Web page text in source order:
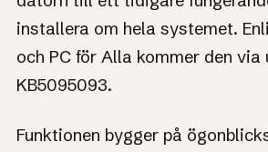
när en uppdatering eller drivrutin
installera om hela systemet.
och PC för Alla kommer den via
KB5095093.
Funktionen bygger på